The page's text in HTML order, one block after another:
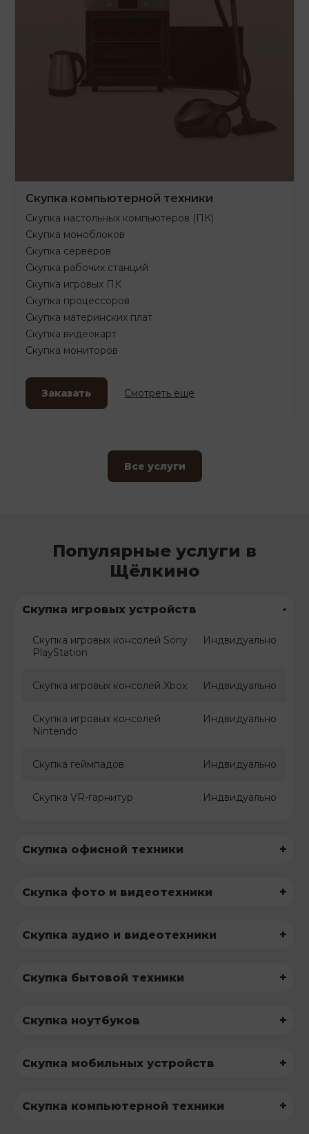
Скупка компьютерной техники
Скупка настольных компьютеров (ПК)
Скупка моноблоков
Скупка серверов
Скупка рабочих станций
Скупка игровых ПК
Скупка процессоров
Скупка материнских плат
Скупка видеокарт
Скупка мониторов
Заказать Смотреть еще
Все услуги
Популярные услуги в
Щёлкино
Скупка игровых устройств -
Скупка игровых консолей Sony
PlayStation
Индвидуально
Скупка игровых консолей Xbox Индвидуально
Скупка игровых консолей
Nintendo
Индвидуально
Скупка геймпадов Индвидуально
Скупка VR-гарнитур Индвидуально
Скупка офисной техники +
Скупка фото и видеотехники +
Скупка аудио и видеотехники +
Скупка бытовой техники +
Скупка ноутбуков +
Скупка мобильных устройств +
Скупка компьютерной техники +